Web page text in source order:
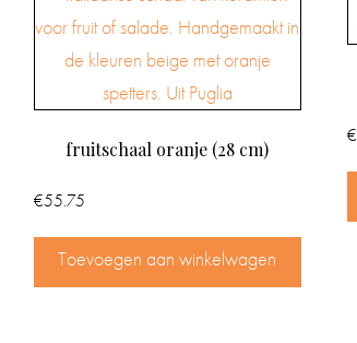
fruitschaal oranje (28 cm)
€55.75
Toevoegen aan winkelwagen
€